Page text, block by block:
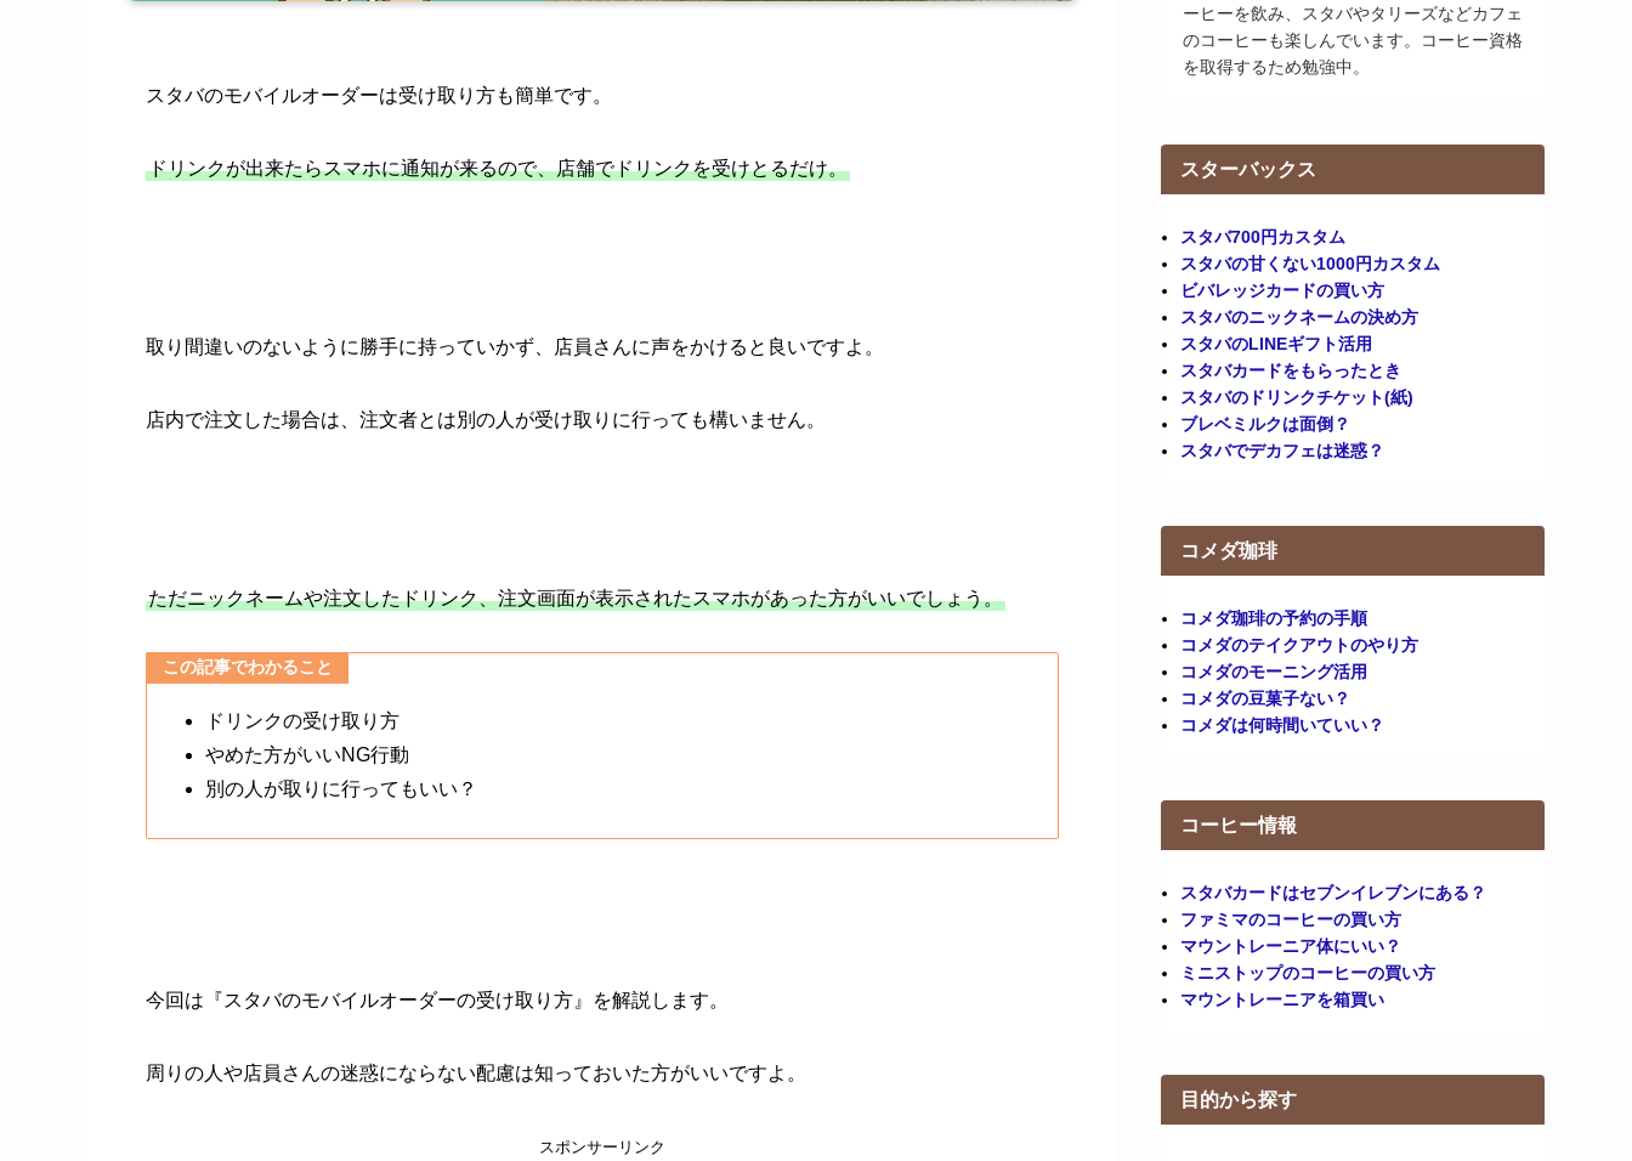
スタバのモバイルオーダーは受け取り方も簡単です。
ドリンクが出来たらスマホに通知が来るので、店舗でドリンクを受けとるだけ。
取り間違いのないように勝手に持っていかず、店員さんに声をかけると良いですよ。
店内で注文した場合は、注文者とは別の人が受け取りに行っても構いません。
ただニックネームや注文したドリンク、注文画面が表示されたスマホがあった方がいいでしょう。
この記事でわかること
ドリンクの受け取り方
やめた方がいいNG行動
別の人が取りに行ってもいい？
今回は『スタバのモバイルオーダーの受け取り方』を解説します。
周りの人や店員さんの迷惑にならない配慮は知っておいた方がいいですよ。
スポンサーリンク
ーヒーを飲み、スタバやタリーズなどカフェ
のコーヒーも楽しんでいます。コーヒー資格
を取得するため勉強中。
スターバックス
スタバ700円カスタム
スタバの甘くない1000円カスタム
ビバレッジカードの買い方
スタバのニックネームの決め方
スタバのLINEギフト活用
スタバカードをもらったとき
スタバのドリンクチケット(紙)
ブレベミルクは面倒？
スタバでデカフェは迷惑？
コメダ珈琲
コメダ珈琲の予約の手順
コメダのテイクアウトのやり方
コメダのモーニング活用
コメダの豆菓子ない？
コメダは何時間いていい？
コーヒー情報
スタバカードはセブンイレブンにある？
ファミマのコーヒーの買い方
マウントレーニア体にいい？
ミニストップのコーヒーの買い方
マウントレーニアを箱買い
目的から探す